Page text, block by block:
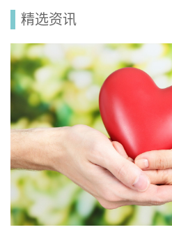
精选资讯